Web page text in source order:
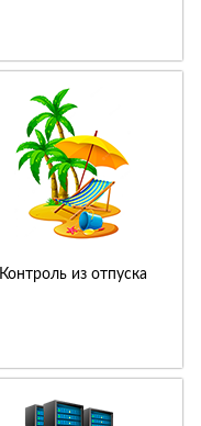
Контроль из отпуска